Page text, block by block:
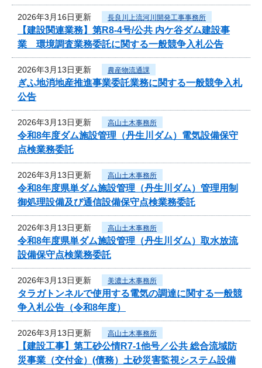
2026年3月16日更新 長良川上流河川開発工事事務所
【建設関連業務】第R8-4号/公共 内ケ谷ダム建設事
業 環境調査業務委託に関する一般競争入札公告
2026年3月13日更新 農産物流通課
ぎふ地消地産推進事業委託業務に関する一般競争入札
公告
2026年3月13日更新 高山土木事務所
令和8年度ダム施設管理（丹生川ダム）電気設備保守
点検業務委託
2026年3月13日更新 高山土木事務所
令和8年度県単ダム施設管理（丹生川ダム）管理用制
御処理設備及び通信設備保守点検業務委託
2026年3月13日更新 高山土木事務所
令和8年度県単ダム施設管理（丹生川ダム）取水放流
設備保守点検業務委託
2026年3月13日更新 美濃土木事務所
タラガトンネルで使用する電気の調達に関する一般競
争入札公告（令和8年度）
2026年3月13日更新 高山土木事務所
【建設工事】第工砂公情R7-1他号／公共 総合流域防
災事業（交付金）(債務）土砂災害監視システム設備